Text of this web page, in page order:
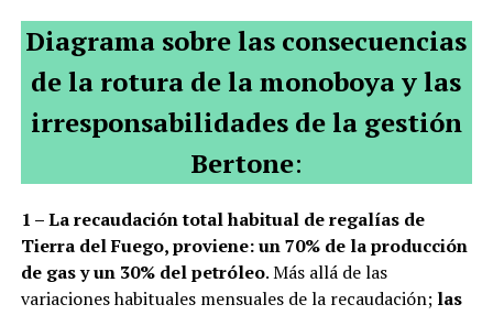
Diagrama sobre las consecuencias
de la rotura de la monoboya y las
irresponsabilidades de la gestión
Bertone:
1 – La recaudación total habitual de regalías de
Tierra del Fuego, proviene: un 70% de la producción
de gas y un 30% del petróleo. Más allá de las
variaciones habituales mensuales de la recaudación; las